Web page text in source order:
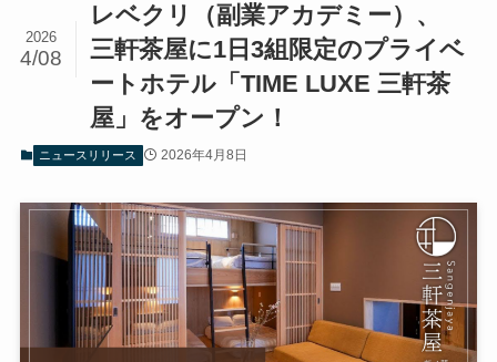
レベクリ（副業アカデミー）、
三軒茶屋に1日3組限定のプライベ
ートホテル「TIME LUXE 三軒茶
屋」をオープン！
2026
4/08
ニュースリリース 2026年4月8日